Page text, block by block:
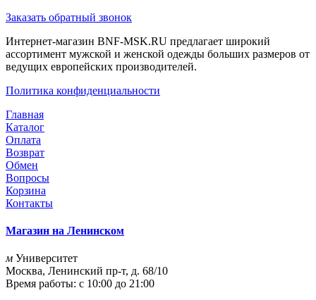
Заказать обратный звонок
Интернет-магазин BNF-MSK.RU предлагает широкий
ассортимент мужской и женской одежды больших размеров от
ведущих европейских производителей.
Политика конфиденциальности
Главная
Каталог
Оплата
Возврат
Обмен
Вопросы
Корзина
Контакты
Магазин на Ленинском
м Университет
Москва, Ленинский пр-т, д. 68/10
Время работы: с 10:00 до 21:00